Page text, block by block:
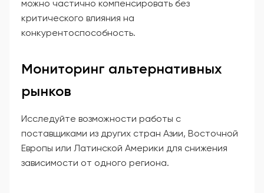
можно частично компенсировать без
критического влияния на
конкурентоспособность.
Мониторинг альтернативных
рынков
Исследуйте возможности работы с
поставщиками из других стран Азии, Восточной
Европы или Латинской Америки для снижения
зависимости от одного региона.